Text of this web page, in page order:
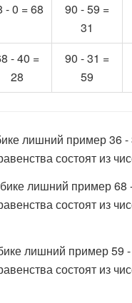
- 0 = 68
90 - 59 =
31
- 40 =
28
90 - 31 =
59
лишний пример 36 -
состоят из
лишний пример 68
состоят из
лишний пример 59 -
состоят из